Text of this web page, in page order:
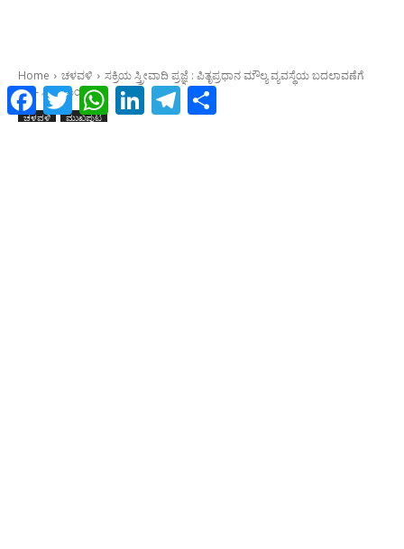
Facebook
Twitter WhatsAppLinkedInTelegram